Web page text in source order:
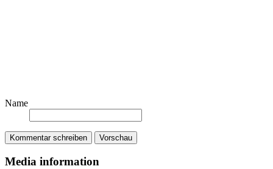
Name
Kommentar schreiben Vorschau
Media information